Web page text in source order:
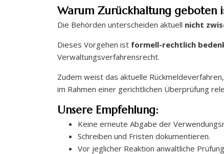
Warum Zurückhaltung geboten
Die Behörden unterscheiden aktuell nicht
Dieses Vorgehen ist formell-rechtlich
Verwaltungsverfahrensrecht.
Zudem weist das aktuelle
im Rahmen einer gerichtlichen Überprüfung
Unsere Empfehlung:
Keine erneute Abgabe der
Schreiben und Fristen dokumentieren.
Vor jeglicher Reaktion anwaltliche